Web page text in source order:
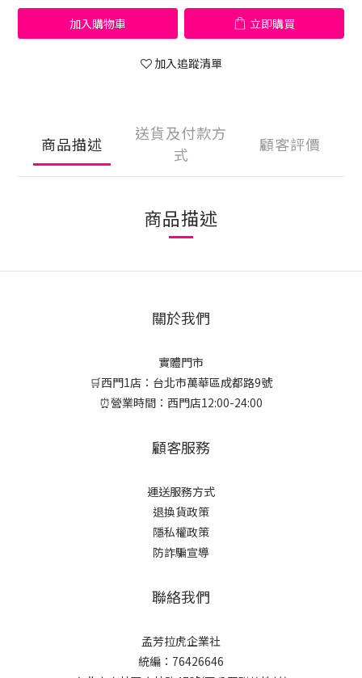
加入購物車 立即購買
加入追蹤清單
商品描述
送貨及付款方
式
顧客評價
商品描述
關於我們
實體門市
🛒西門1店：台北市萬華區成都路9號
⏰營業時間：西門店12:00-24:00
顧客服務
運送服務方式
退換貨政策
隱私權政策
防詐騙宣導
聯絡我們
孟芳拉虎企業社
統編：76426646